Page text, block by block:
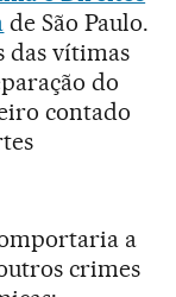
de São Paulo.
das vítimas
do
contado
a
crimes